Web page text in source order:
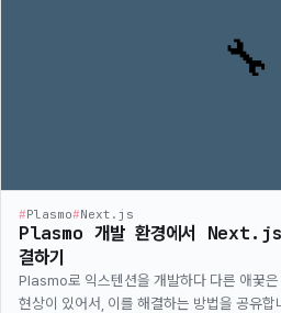
#Plasmo#Next.js
Plasmo 개발 환경에서 Next.js
결하기
Plasmo로 익스텐션을 개발하다 다른 애꿎
현상이 있어서, 이를 해결하는 방법을 공유합